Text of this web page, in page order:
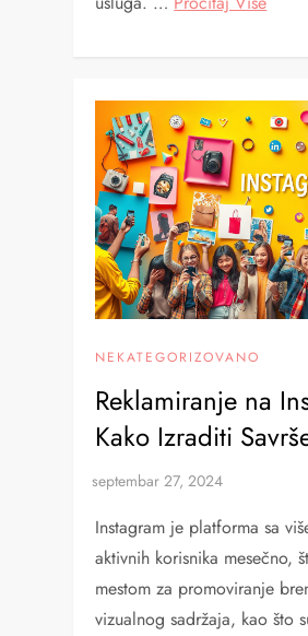
NEKATEGORIZOVANO
Reklamiranje na
Kako Izraditi
Instagram je platforma sa
aktivnih korisnika mesečno,
mestom za promoviranje
vizualnog sadržaja, kao što